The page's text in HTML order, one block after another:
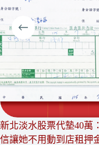
新北淡水股票代墊40萬
信讓她不用動到店租押